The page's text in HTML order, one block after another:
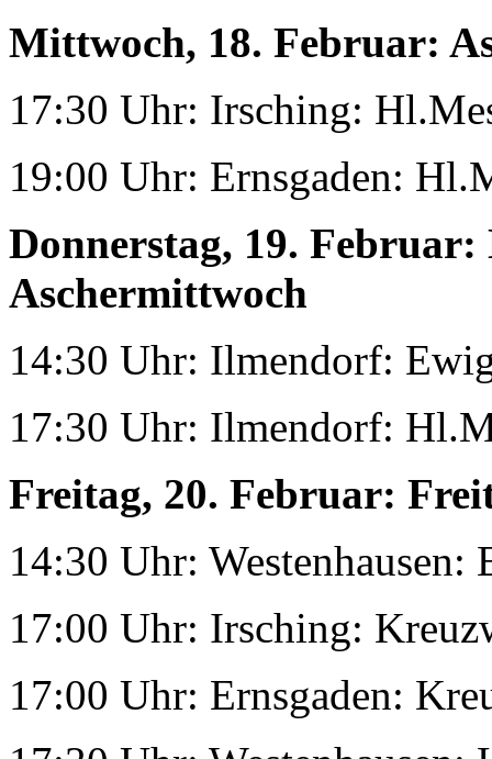
Mittwoch, 18. Februar:
17:30 Uhr: Irsching:
19:00 Uhr: Ernsgaden:
Donnerstag, 19. Februar:
Aschermittwoch
14:30 Uhr: Ilmendorf:
17:30 Uhr: Ilmendorf:
Freitag, 20. Februar:
14:30 Uhr: Westenhausen:
17:00 Uhr: Irsching:
17:00 Uhr: Ernsgaden: